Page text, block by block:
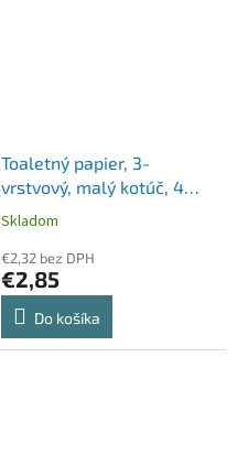
Toaletný papier, 3-
vrstvový, malý kotúč, 4
kotúče, ZEWA "Deluxe",
Skladom
€2,32 bez DPH
€2,85
Do košíka